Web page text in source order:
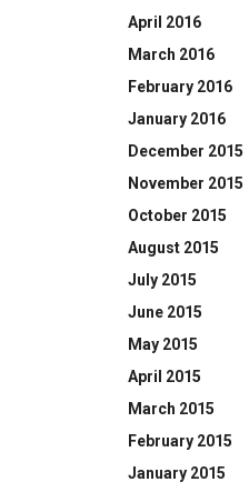
April 2016
March 2016
February 2016
January 2016
December 2015
November 2015
October 2015
August 2015
July 2015
June 2015
May 2015
April 2015
March 2015
February 2015
January 2015